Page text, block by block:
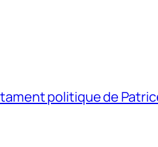
politique de